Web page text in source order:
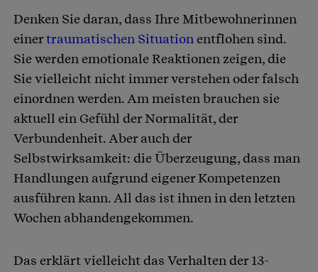
Denken Sie daran, dass Ihre Mitbewohnerinnen
einertraumatischen Situationentflohen sind.
Sie werden emotionale Reaktionen zeigen, die
Sie vielleicht nicht immer verstehen oder falsch
einordnen werden. Am meisten brauchen sie
aktuell ein Gefühl der Normalität, der
Verbundenheit. Aber auch der
Selbstwirksamkeit: die Überzeugung, dass man
Handlungen aufgrund eigener Kompetenzen
ausführen kann. All das ist ihnen in den letzten
Wochen abhandengekommen.
Das erklärt vielleicht das Verhalten der 13-